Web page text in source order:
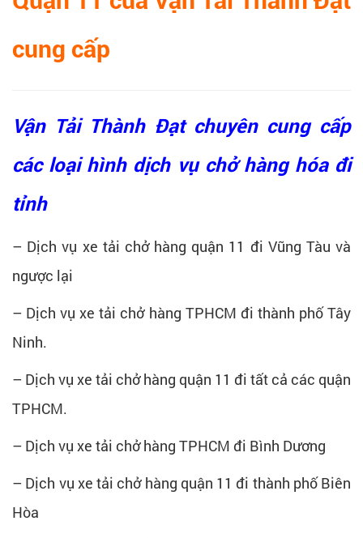
cung cấp
Vận Tải Thành Đạt chuyên cung cấp
các loại hình dịch vụ chở hàng hóa đi
tỉnh
– Dịch vụ xe tải chở hàng quận 11 đi Vũng Tàu và
ngược lại
– Dịch vụ xe tải chở hàng TPHCM đi thành phố Tây
Ninh.
– Dịch vụ xe tải chở hàng quận 11 đi tất cả các quận
TPHCM.
– Dịch vụ xe tải chở hàng TPHCM đi Bình Dương
– Dịch vụ xe tải chở hàng quận 11 đi thành phố Biên
Hòa